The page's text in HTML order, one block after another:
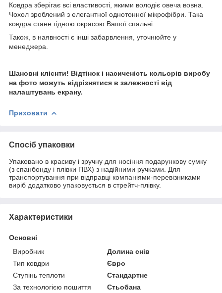
Ковдра зберігає всі властивості, якими володіє овеча вовна.
Чохол зроблений з елегантної однотонної мікрофібри. Така
ковдра стане гідною окрасою Вашої спальні.
Також, в наявності є інші забарвлення, уточнюйте у
менеджера.
Шановні клієнти! Відтінок і насиченість кольорів виробу
на фото можуть відрізнятися в залежності від
налаштувань екрану.
Приховати
Спосіб упаковки
Упаковано в красиву і зручну для носіння подарункову сумку
(з спанбонду і плівки ПВХ) з надійними ручками. Для
транспортування при відправці компаніями-перевізниками
виріб додатково упаковується в стрейтч-плівку.
Характеристики
Основні
Виробник
Долина снів
Тип ковдри
Євро
Ступінь теплоти
Стандартне
За технологією пошиття
Стьобана